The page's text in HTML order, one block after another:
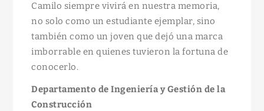
Camilo siempre vivirá en nuestra memoria,
no solo como un estudiante ejemplar, sino
también como un joven que dejó una marca
imborrable en quienes tuvieron la fortuna de
conocerlo.
Departamento de Ingeniería y Gestión de la
Construcción